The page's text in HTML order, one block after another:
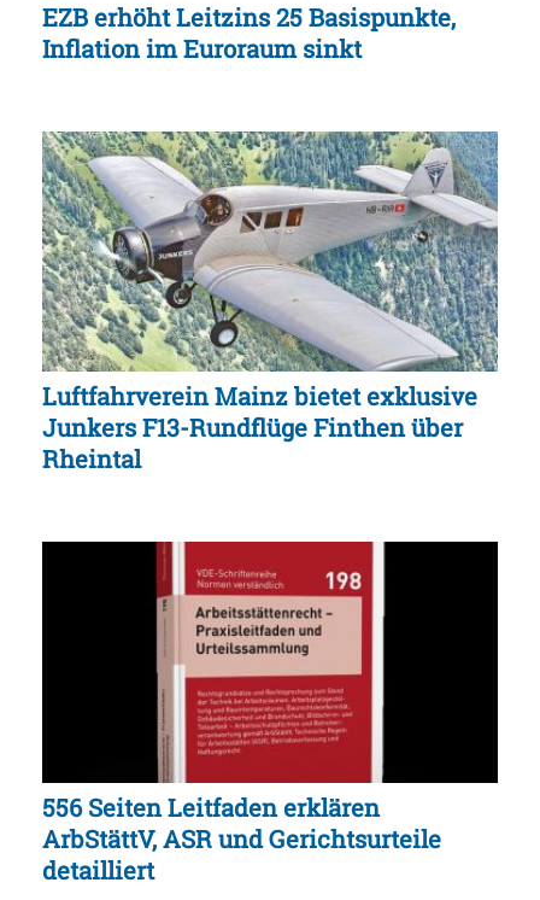
EZB erhöht Leitzins 25 Basispunkte,
Inflation im Euroraum sinkt
Luftfahrverein Mainz bietet exklusive
Junkers F13-Rundflüge Finthen über
Rheintal
556 Seiten Leitfaden erklären
ArbStättV, ASR und Gerichtsurteile
detailliert